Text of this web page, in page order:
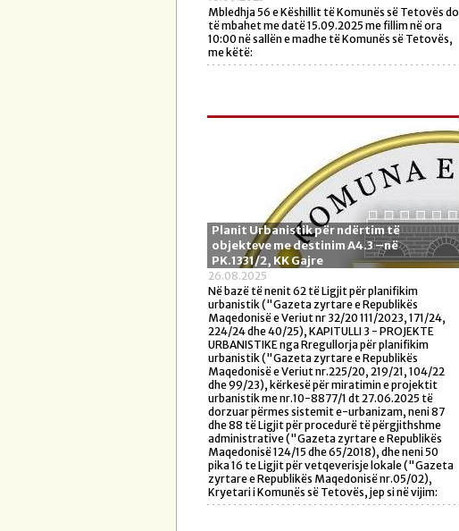
Mbledhja 56 e Këshillit të Komunës së Tetovës do
të mbahet me datë 15.09.2025 me fillim në ora
10:00 në sallën e madhe të Komunës së Tetovës,
me këtë:
Planit Urbanistik për ndërtim të
objektеve me destinim A4.3 –në
PK.1331/2, KK Gajre
26.08.2025
Në bazë të nenit 62 të Ligjit për planifikim
urbanistik ("Gazeta zyrtare e Republikës
Maqedonisë e Veriut nr 32/20 111/2023, 171/24,
224/24 dhe 40/25), KAPITULLI 3 - PROJEKTE
URBANISTIKE nga Rregullorja për planifikim
urbanistik ("Gazeta zyrtare e Republikës
Maqedonisë e Veriut nr.225/20, 219/21, 104/22
dhe 99/23), kërkesë për miratimin e projektit
urbanistik me nr.10-8877/1 dt 27.06.2025 të
dorzuar përmes sistemit e-urbanizam, neni 87
dhe 88 të Ligjit për procedurë të përgjithshme
administrative ("Gazeta zyrtare e Republikës
Maqedonisë 124/15 dhe 65/2018), dhe neni 50
pika 16 te Ligjit për vetqeverisje lokale ("Gazeta
zyrtare e Republikës Maqedonisë nr.05/02),
Kryetari i Komunës së Tetovës, jep si në vijim: